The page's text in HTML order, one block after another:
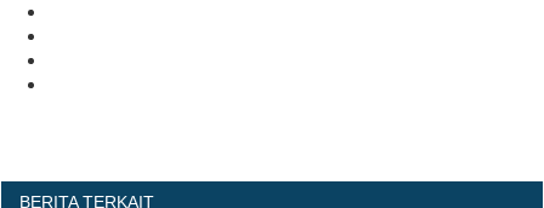
BERITA TERKAIT